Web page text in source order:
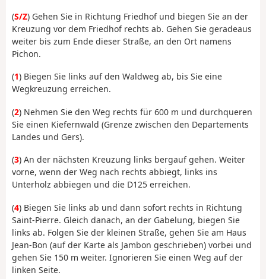
(S/Z) Gehen Sie in Richtung Friedhof und biegen Sie an der
Kreuzung vor dem Friedhof rechts ab. Gehen Sie geradeaus
weiter bis zum Ende dieser Straße, an den Ort namens
Pichon.
(1) Biegen Sie links auf den Waldweg ab, bis Sie eine
Wegkreuzung erreichen.
(2) Nehmen Sie den Weg rechts für 600 m und durchqueren
Sie einen Kiefernwald (Grenze zwischen den Departements
Landes und Gers).
(3) An der nächsten Kreuzung links bergauf gehen. Weiter
vorne, wenn der Weg nach rechts abbiegt, links ins
Unterholz abbiegen und die D125 erreichen.
(4) Biegen Sie links ab und dann sofort rechts in Richtung
Saint-Pierre. Gleich danach, an der Gabelung, biegen Sie
links ab. Folgen Sie der kleinen Straße, gehen Sie am Haus
Jean-Bon (auf der Karte als Jambon geschrieben) vorbei und
gehen Sie 150 m weiter. Ignorieren Sie einen Weg auf der
linken Seite.